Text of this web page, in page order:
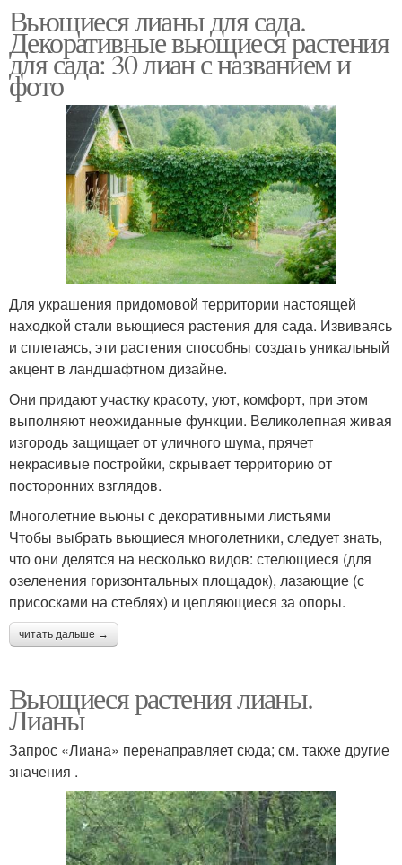
Вьющиеся лианы для сада.
Декоративные вьющиеся растения
для сада: 30 лиан с названием и
фото
Для украшения придомовой территории настоящей
находкой стали вьющиеся растения для сада. Извиваясь
и сплетаясь, эти растения способны создать уникальный
акцент в ландшафтном дизайне.
Они придают участку красоту, уют, комфорт, при этом
выполняют неожиданные функции. Великолепная живая
изгородь защищает от уличного шума, прячет
некрасивые постройки, скрывает территорию от
посторонних взглядов.
Многолетние вьюны с декоративными листьями
Чтобы выбрать вьющиеся многолетники, следует знать,
что они делятся на несколько видов: стелющиеся (для
озеленения горизонтальных площадок), лазающие (с
присосками на стеблях) и цепляющиеся за опоры.
читать дальше →
Вьющиеся растения лианы.
Лианы
Запрос «Лиана» перенаправляет сюда; см. также другие
значения .